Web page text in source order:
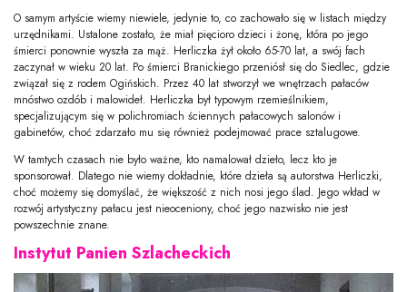
O samym artyście wiemy niewiele, jedynie to, co zachowało się w listach między
urzędnikami. Ustalone zostało, że miał pięcioro dzieci i żonę, która po jego
śmierci ponownie wyszła za mąż. Herliczka żył około 65-70 lat, a swój fach
zaczynał w wieku 20 lat. Po śmierci Branickiego przeniósł się do Siedlec, gdzie
związał się z rodem Ogińskich. Przez 40 lat stworzył we wnętrzach pałaców
mnóstwo ozdób i malowideł. Herliczka był typowym rzemieślnikiem,
specjalizującym się w polichromiach ściennych pałacowych salonów i
gabinetów, choć zdarzało mu się również podejmować prace sztalugowe.
W tamtych czasach nie było ważne, kto namalował dzieło, lecz kto je
sponsorował. Dlatego nie wiemy dokładnie, które dzieła są autorstwa Herliczki,
choć możemy się domyślać, że większość z nich nosi jego ślad. Jego wkład w
rozwój artystyczny pałacu jest nieoceniony, choć jego nazwisko nie jest
powszechnie znane.
Instytut Panien Szlacheckich